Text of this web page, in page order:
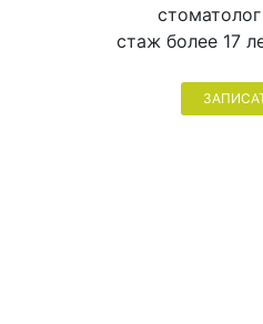
стаж более 17